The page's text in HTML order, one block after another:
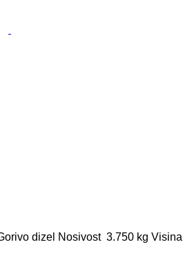
dizel Nosivost 3.750 kg Visina